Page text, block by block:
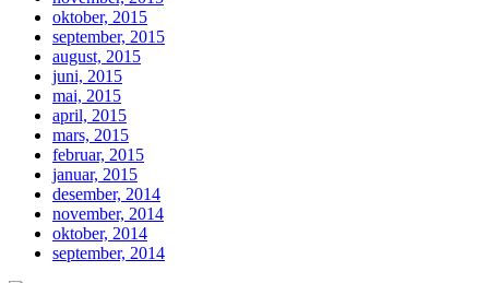
oktober, 2015
september, 2015
august, 2015
juni, 2015
mai, 2015
april, 2015
mars, 2015
februar, 2015
januar, 2015
desember, 2014
november, 2014
oktober, 2014
september, 2014